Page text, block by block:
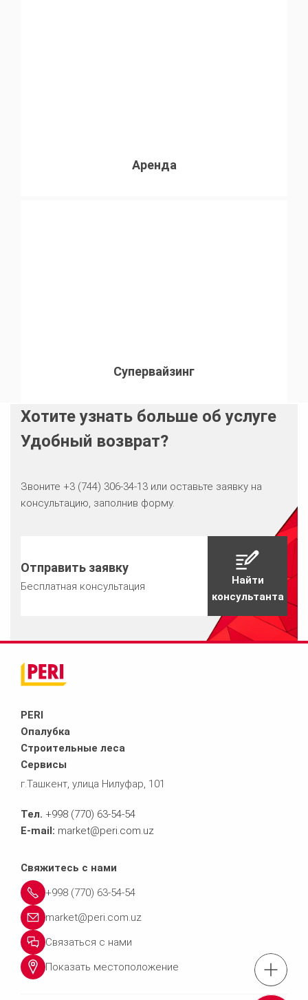
Тел.: +998 (770)
Аренда
Супервайзинг
Хотите узнать больше об услуге
Удобный возврат?
Звоните +3 (744) 306-34-13 или оставьте заявку на
консультацию, заполнив форму.
Отправить заявку
Бесплатная консультация
Найти
консультанта
PERI
Опалубка
Строительные леса
Сервисы
г.Ташкент, улица Нилуфар, 101
Тел. +998 (770) 63-54-54
E-mail: market@peri.com.uz
Свяжитесь с нами
+998 (770) 63-54-54
market@peri.com.uz
Связаться с нами
Показать местоположение